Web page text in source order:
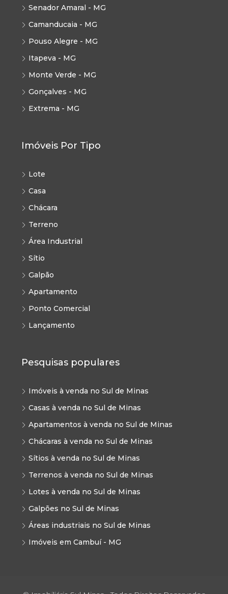
Senador Amaral - MG
Camanducaia - MG
Pouso Alegre - MG
Itapeva - MG
Monte Verde - MG
Gonçalves - MG
Extrema - MG
Imóveis Por Tipo
Lote
Casa
Chácara
Terreno
Área Industrial
Sítio
Galpão
Apartamento
Ponto Comercial
Lançamento
Pesquisas populares
Imóveis à venda no Sul de Minas
Casas à venda no Sul de Minas
Apartamentos à venda no Sul de Minas
Chácaras à venda no Sul de Minas
Sítios à venda no Sul de Minas
Terrenos à venda no Sul de Minas
Lotes à venda no Sul de Minas
Galpões no Sul de Minas
Áreas industriais no Sul de Minas
Imóveis em Cambuí - MG